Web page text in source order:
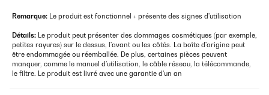
Remarque: Le produit est fonctionnel + présente des signes d'utilisation
Détails: Le produit peut présenter des dommages cosmétiques (par exemple,
petites rayures) sur le dessus, l'avant ou les côtés. La boîte d'origine peut
être endommagée ou réemballée. De plus, certaines pièces peuvent
manquer, comme le manuel d'utilisation, le câble réseau, la télécommande,
le filtre. Le produit est livré avec une garantie d'un an